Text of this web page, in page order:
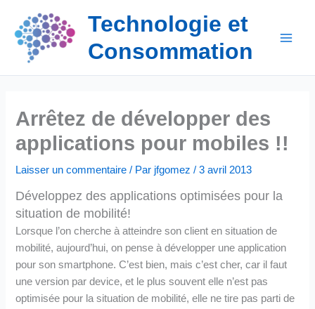
contenu
Technologie et
Consommation
Arrêtez de développer des
applications pour mobiles !!
Laisser un commentaire / Par jfgomez/3 avril 2013
Développez des applications optimisées pour la
situation de mobilité!
Lorsque l’on cherche à atteindre son client en situation de
mobilité, aujourd’hui, on pense à développer une application
pour son smartphone. C’est bien, mais c’est cher, car il faut
une version par device, et le plus souvent elle n’est pas
optimisée pour la situation de mobilité, elle ne tire pas parti de